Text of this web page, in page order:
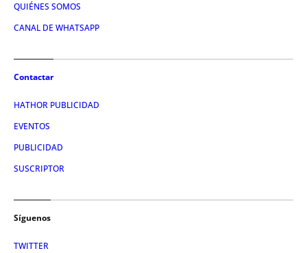
QUIÉNES SOMOS
CANAL DE WHATSAPP
Contactar
HATHOR PUBLICIDAD
EVENTOS
PUBLICIDAD
SUSCRIPTOR
Síguenos
TWITTER